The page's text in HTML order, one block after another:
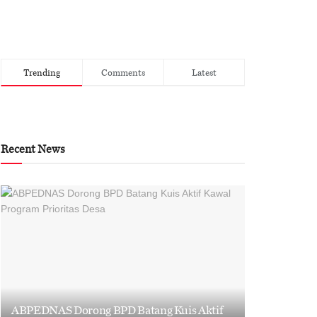
Trending Comments Latest
Recent News
ABPEDNAS Dorong BPD Batang Kuis Aktif